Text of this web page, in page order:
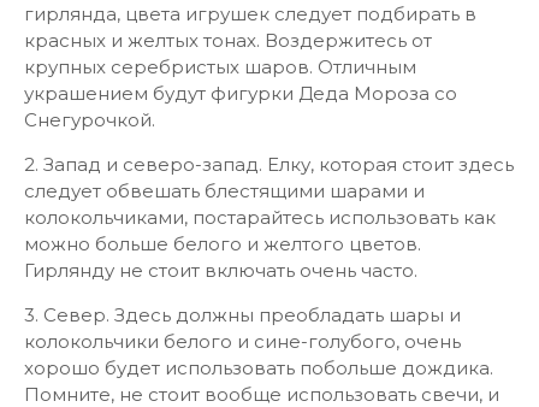
гирлянда, цвета игрушек следует подбирать в
красных и желтых тонах. Воздержитесь от
крупных серебристых шаров. Отличным
украшением будут фигурки Деда Мороза со
Снегурочкой.
2. Запад и северо-запад. Елку, которая стоит здесь
следует обвешать блестящими шарами и
колокольчиками, постарайтесь использовать как
можно больше белого и желтого цветов.
Гирлянду не стоит включать очень часто.
3. Север. Здесь должны преобладать шары и
колокольчики белого и сине-голубого, очень
хорошо будет использовать побольше дождика.
Помните, не стоит вообще использовать свечи, и